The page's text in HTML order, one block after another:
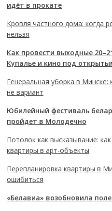
идёт в прокате
Кровля частного дома: когда
нельзя
Как провести выходные
Купалье и кино под
Генеральная уборка в Минске:
не вариант
Юбилейный фестиваль
пройдет в Молодечно
Потолок как высказывание:
квартиры в арт-объекты
Перепланировка квартиры в
ошибиться
«Белавиа» возобновила